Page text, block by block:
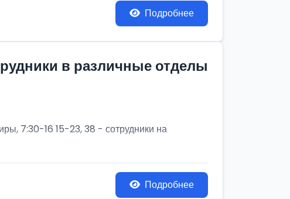
Подробнее
в различные отделы
7:30-16 15-23, 38 - сотрудники на
Подробнее